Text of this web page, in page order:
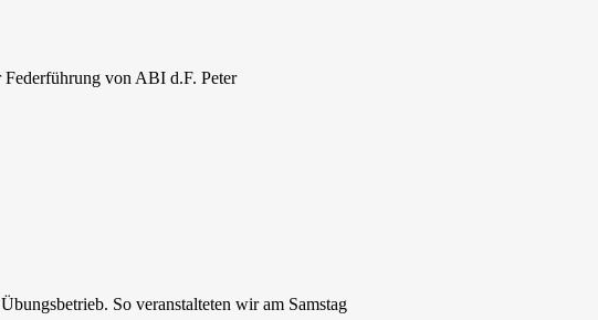
von ABI d.F. Peter
So veranstalteten wir am Samstag